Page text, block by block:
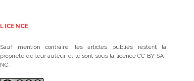
LICENCE
Sauf mention contraire, les articles publiés restent la
propriété de leur auteur et le sont sous la licence CC BY-SA-
NC.